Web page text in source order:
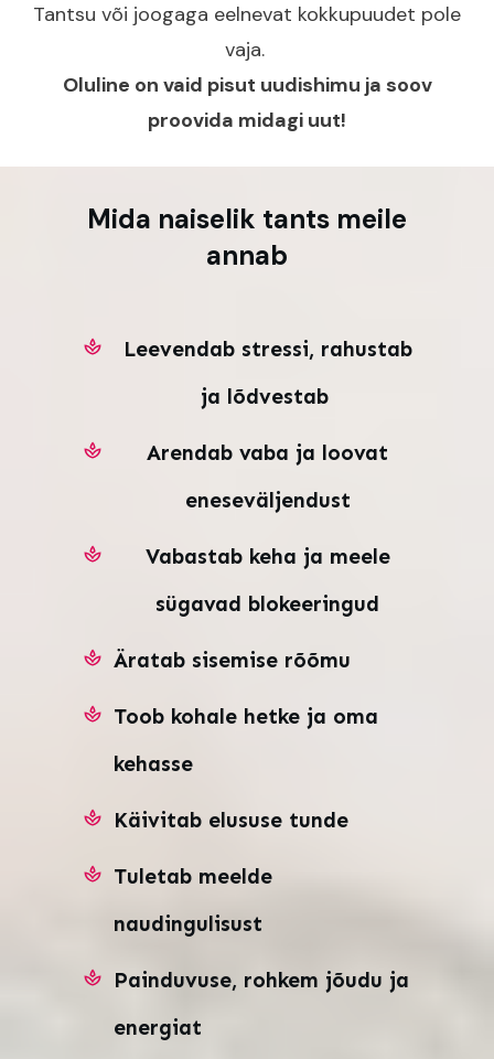
Tantsu või joogaga eelnevat kokkupuudet pole
vaja.
Oluline on vaid pisut uudishimu ja soov
proovida midagi uut!
Mida naiselik tants meile
annab
Leevendab stressi, rahustab
ja lõdvestab
Arendab vaba ja loovat
eneseväljendust
Vabastab keha ja meele
sügavad blokeeringud
Äratab sisemise rõõmu
Toob kohale hetke ja oma
kehasse
Käivitab elususe tunde
Tuletab meelde
naudingulisust
Painduvuse, rohkem jõudu ja
energiat